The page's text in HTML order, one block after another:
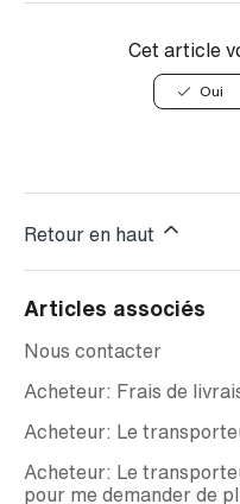
Cet article
Oui
Retour en haut
Articles associés
Nous contacter
Acheteur: Frais de
Acheteur: Le
Acheteur: Le
pour me demander de